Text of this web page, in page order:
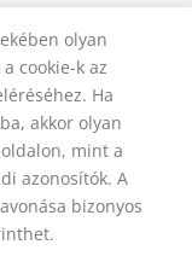
jáspis karkötő
TESZEM
olyan
cookie-k az
Ha
akkor olyan
mint a
azonosítók. A
bizonyos